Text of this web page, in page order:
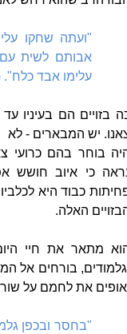
"ועתה שחקו
אבותם לשית
עלימו אבד כלח".
בזויים הם בעיניו
יש המבארים - לא
בוחר בהם כרועי
כי איוב חושש
כבוד היא
האלה.
מתאר את חיי
בורחים אל
את לחמם על
"בחסר ובכפן